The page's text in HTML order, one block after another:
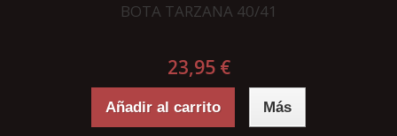
BOTA TARZANA 40/41
23,95 €
Añadir al carrito Más